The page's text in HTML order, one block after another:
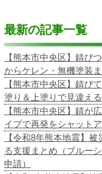
最新の記事一覧
【熊本市中央区】錆び
からケレン・無機塗装
【熊本市中央区】錆び
塗り＆上塗りで見違え
【熊本市中央区】錆が
イプで再発をシャット
【令和8年熊本地震】
る支援まとめ（ブルー
申請）